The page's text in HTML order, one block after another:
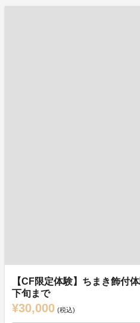
【CF限定体験】ちまき飾
下旬まで
¥30,000 (税込)